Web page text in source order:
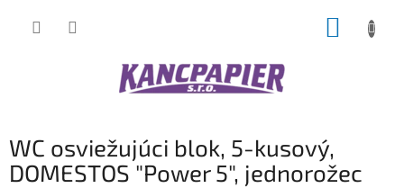
WC osviežujúci blok, 5-kusový,
DOMESTOS "Power 5", jednorožec